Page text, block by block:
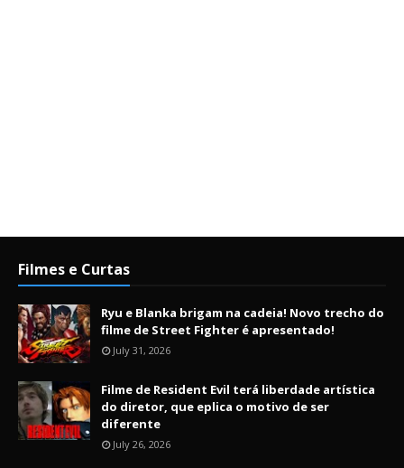
Filmes e Curtas
Ryu e Blanka brigam na cadeia! Novo trecho do
filme de Street Fighter é apresentado!
July 31, 2026
Filme de Resident Evil terá liberdade artística
do diretor, que eplica o motivo de ser
diferente
July 26, 2026